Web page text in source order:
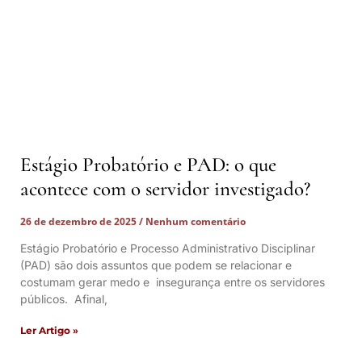
Estágio Probatório e PAD: o que
acontece com o servidor investigado?
26 de dezembro de 2025
Nenhum comentário
Estágio Probatório e Processo Administrativo Disciplinar
(PAD) são dois assuntos que podem se relacionar e
costumam gerar medo e insegurança entre os servidores
públicos. Afinal,
Ler Artigo »